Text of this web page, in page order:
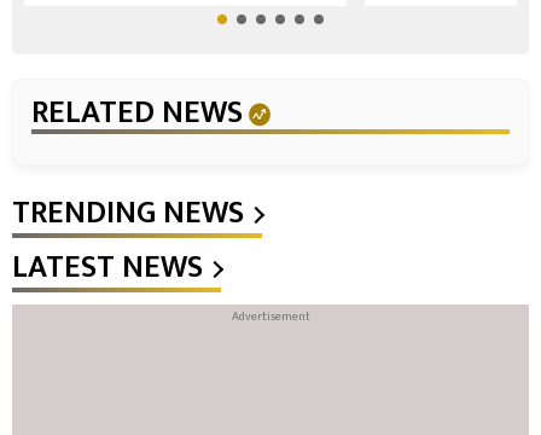
RELATED NEWS
TRENDING NEWS
LATEST NEWS